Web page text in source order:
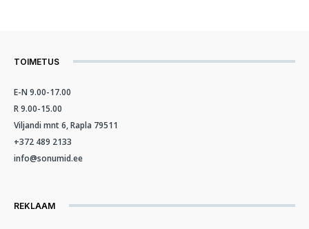
TOIMETUS
E-N 9.00-17.00
R 9.00-15.00
Viljandi mnt 6, Rapla 79511
+372 489 2133
info@sonumid.ee
REKLAAM